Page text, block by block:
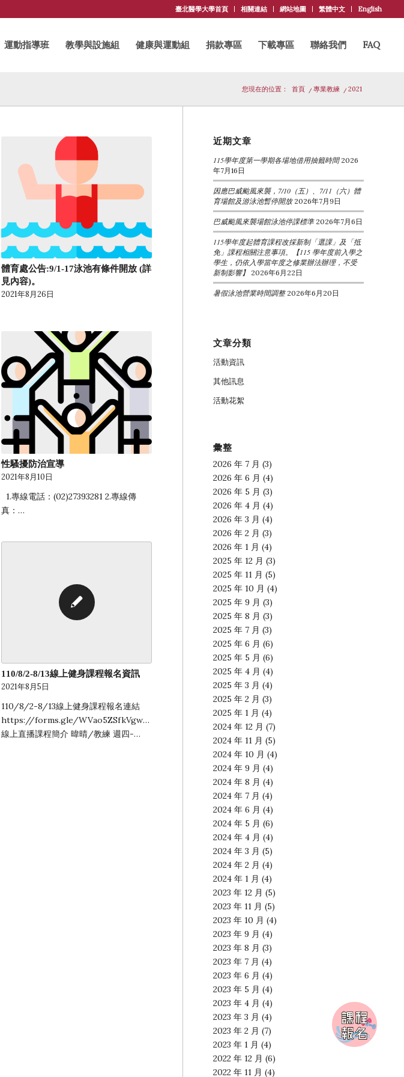
臺北醫學大學首頁 相關連結 網站地圖 繁體中文 English
運動指導班 教學與設施組 健康與運動組 捐款專區 下載專區 聯絡我們 FAQ
您現在的位置： 首頁 / 專業教練 / 2021
體育處公告:9/1-17泳池有條件開放 (詳
見內容)。
2021年8月26日
性騷擾防治宣導
2021年8月10日
1.專線電話：(02)27393281 2.專線傳
真：…
110/8/2-8/13線上健身課程報名資訊
2021年8月5日
110/8/2-8/13線上健身課程報名連結
https://forms.gle/WVao5ZSfkVgwo23E6
線上直播課程簡介 暐晴/教練 週四-…
近期文章
115學年度第一學期各場地借用抽籤時間 2026
年7月16日
因應巴威颱風來襲，7/10（五）、7/11（六）體
育場館及游泳池暫停開放 2026年7月9日
巴威颱風來襲場館泳池停課標準 2026年7月6日
115學年度起體育課程改採新制「選課」及「抵
免」課程相關注意事項。【115 學年度前入學之
學生，仍依入學當年度之修業辦法辦理，不受
新制影響】 2026年6月22日
暑假泳池營業時間調整 2026年6月20日
文章分類
活動資訊
其他訊息
活動花絮
彙整
2026 年 7 月 (3)
2026 年 6 月 (4)
2026 年 5 月 (3)
2026 年 4 月 (4)
2026 年 3 月 (4)
2026 年 2 月 (3)
2026 年 1 月 (4)
2025 年 12 月 (3)
2025 年 11 月 (5)
2025 年 10 月 (4)
2025 年 9 月 (3)
2025 年 8 月 (3)
2025 年 7 月 (3)
2025 年 6 月 (6)
2025 年 5 月 (6)
2025 年 4 月 (4)
2025 年 3 月 (4)
2025 年 2 月 (3)
2025 年 1 月 (4)
2024 年 12 月 (7)
2024 年 11 月 (5)
2024 年 10 月 (4)
2024 年 9 月 (4)
2024 年 8 月 (4)
2024 年 7 月 (4)
2024 年 6 月 (4)
2024 年 5 月 (6)
2024 年 4 月 (4)
2024 年 3 月 (5)
2024 年 2 月 (4)
2024 年 1 月 (4)
2023 年 12 月 (5)
2023 年 11 月 (5)
2023 年 10 月 (4)
2023 年 9 月 (4)
2023 年 8 月 (3)
2023 年 7 月 (4)
2023 年 6 月 (4)
2023 年 5 月 (4)
2023 年 4 月 (4)
2023 年 3 月 (4)
2023 年 2 月 (7)
2023 年 1 月 (4)
2022 年 12 月 (6)
2022 年 11 月 (4)